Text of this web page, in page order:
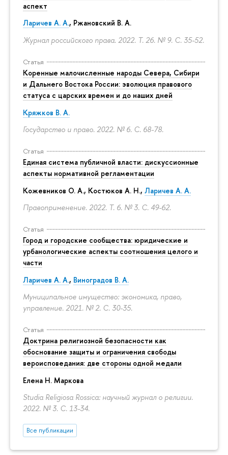
аспект
Ларичев А. А., Ржановский В. А.
Журнал российского права. 2022. Т. 26. № 9. С. 35-52.
Статья
Коренные малочисленные народы Севера, Сибири
и Дальнего Востока России: эволюция правового
статуса с царских времен и до наших дней
Кряжков В. А.
Государство и право. 2022. № 6. С. 68-78.
Статья
Единая система публичной власти: дискуссионные
аспекты нормативной регламентации
Кожевников О. А., Костюков А. Н., Ларичев А. А.
Правоприменение. 2022. Т. 6. № 3. С. 49-62.
Статья
Город и городские сообщества: юридические и
урбанологические аспекты соотношения целого и
части
Ларичев А. А., Виноградов В. А.
Муниципальное имущество: экономика, право,
управление. 2021. № 2. С. 30-35.
Статья
Доктрина религиозной безопасности как
обоснование защиты и ограничения свободы
вероисповедания: две стороны одной медали
Елена Н. Маркова
Studia Religiosa Rossica: научный журнал о религии.
2022. № 3. С. 13-34.
Все публикации